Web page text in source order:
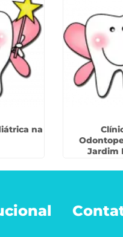
na
Jardim